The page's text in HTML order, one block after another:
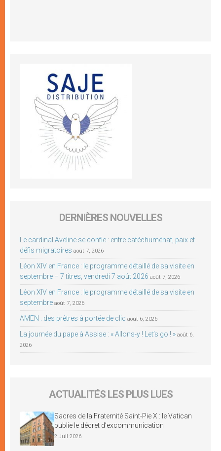
DERNIÈRES NOUVELLES
Le cardinal Aveline se confie : entre catéchuménat, paix et
défis migratoires août 7, 2026
Léon XIV en France : le programme détaillé de sa visite en
septembre – 7 titres, vendredi 7 août 2026 août 7, 2026
Léon XIV en France : le programme détaillé de sa visite en
septembre août 7, 2026
AMEN : des prêtres à portée de clic août 6, 2026
La journée du pape à Assise : « Allons-y ! Let’s go ! » août 6,
2026
ACTUALITÉS LES PLUS LUES
Sacres de la Fraternité Saint-Pie X : le Vatican
publie le décret d’excommunication
2 Juil 2026